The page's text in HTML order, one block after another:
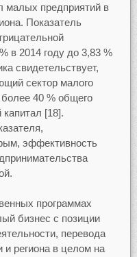
малых предприятий в
Показатель
в 2014 году до 3,83 %
свидетельствует,
сектор малого
40 % общего
[18].
эффективность
программах
бизнес с позиции
перевода
и региона в целом на